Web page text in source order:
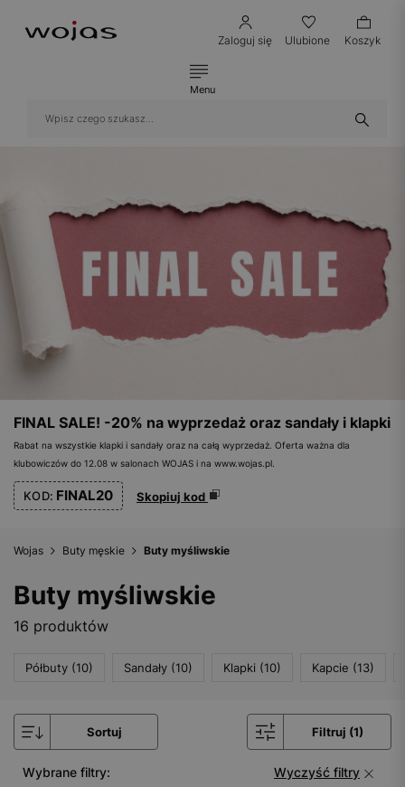
Zaloguj się Ulubione Koszyk
Menu
FINAL SALE! -20% na wyprzedaż oraz sandały i klapki
Rabat na wszystkie klapki i sandały oraz na całą wyprzedaż. Oferta ważna dla
klubowiczów do 12.08 w salonach WOJAS i na www.wojas.pl.
KOD: FINAL20 Skopiuj kod
Wojas Buty męskie Buty myśliwskie
Buty myśliwskie
16 produktów
Półbuty (10) Sandały (10) Klapki (10) Kapcie (13)
Sortuj Filtruj (1)
Wybrane filtry: Wyczyść filtry